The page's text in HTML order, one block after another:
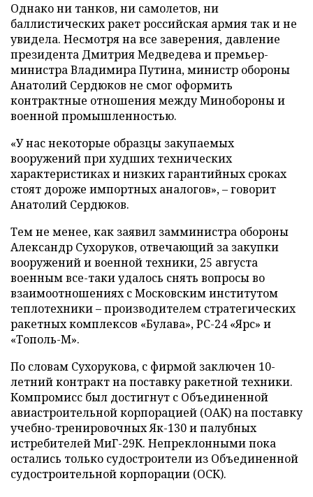
Однако ни танков, ни самолетов, ни
баллистических ракет российская армия так и не
увидела. Несмотря на все заверения, давление
президента Дмитрия Медведева и премьер-
министра Владимира Путина, министр обороны
Анатолий Сердюков не смог оформить
контрактные отношения между Минобороны и
военной промышленностью.
«У нас некоторые образцы закупаемых
вооружений при худших технических
характеристиках и низких гарантийных сроках
стоят дороже импортных аналогов», – говорит
Анатолий Сердюков.
Тем не менее, как заявил замминистра обороны
Александр Сухоруков, отвечающий за закупки
вооружений и военной техники, 25 августа
военным все-таки удалось снять вопросы во
взаимоотношениях с Московским институтом
теплотехники – производителем стратегических
ракетных комплексов «Булава», РС-24 «Ярс» и
«Тополь-М».
По словам Сухорукова, с фирмой заключен 10-
летний контракт на поставку ракетной техники.
Компромисс был достигнут с Объединенной
авиастроительной корпорацией (ОАК) на поставку
учебно-тренировочных Як-130 и палубных
истребителей МиГ-29К. Непреклонными пока
остались только судостроители из Объединенной
судостроительной корпорации (ОСК).